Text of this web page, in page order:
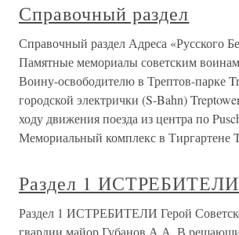
Справочный раздел
Справочный раздел Адреса «Русского
Памятные мемориалы советским
Воину-освободителю в Трептов-парке
городской электрички (S-Bahn)
ходу движения поезда из центра по
Мемориальный комплекс в Тиргартене
Раздел 1 ИСТРЕБИТЕЛИ
Раздел 1 ИСТРЕБИТЕЛИ Герой
гвардии майор Губанов А.А. В